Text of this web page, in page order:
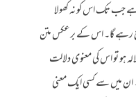
ہے جب تک اس کو نہ کھولا
رہے گا۔ اس کے برعکس متن
ہو تو اس کی معنوی دلالت
ان میں سے کسی ایک معنی